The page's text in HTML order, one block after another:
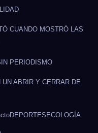
CUANDO MOSTRÓ LAS
PERIODISMO
ABRIR Y CERRAR DE
DEPORTESECOLOGÍA